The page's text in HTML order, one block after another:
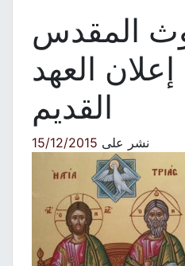
المقدس
العهد
القديم
نشر على15/12/2015